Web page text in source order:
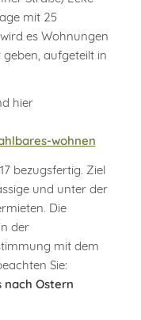
mit 25
es Wohnungen
aufgeteilt in
hier
wohnen
bezugsfertig. Ziel
und unter der
Die
der
mit dem
Sie:
Ostern